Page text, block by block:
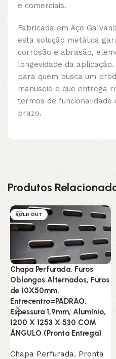
e comerciais.
Fabricada em Aço
esta solução metálica
corrosão e abrasão,
longevidade da
para quem busca um
manuseio e que entrega
termos de funcionalidade
prazo.
Produtos
SOLD OUT
Chapa Perfurada, Furos
Oblongos Alternados, Furos
de 10X50mm,
Entrecentro=PADRAO,
Espessura 1,9mm, Alumínio,
1200 X 1253 X 530 COM
ÂNGULO (Pronta Entrega)
Chapa Perfurada, Pronta